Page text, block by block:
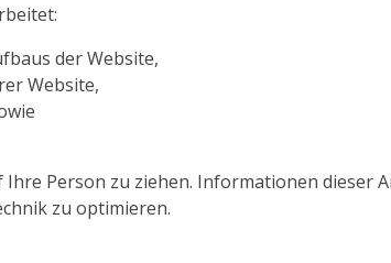
der Website,
Website,
Person zu ziehen. Informationen dieser
zu optimieren.